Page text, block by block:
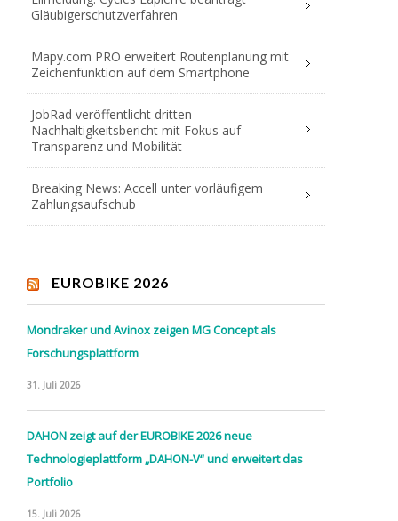
Gläubigerschutzverfahren
Mapy.com PRO erweitert Routenplanung mit
Zeichenfunktion auf dem Smartphone
JobRad veröffentlicht dritten
Nachhaltigkeitsbericht mit Fokus auf
Transparenz und Mobilität
Breaking News: Accell unter vorläufigem
Zahlungsaufschub
EUROBIKE 2026
Mondraker und Avinox zeigen MG Concept als
Forschungsplattform
31. Juli 2026
DAHON zeigt auf der EUROBIKE 2026 neue
Technologieplattform „DAHON-V“ und erweitert das
Portfolio
15. Juli 2026